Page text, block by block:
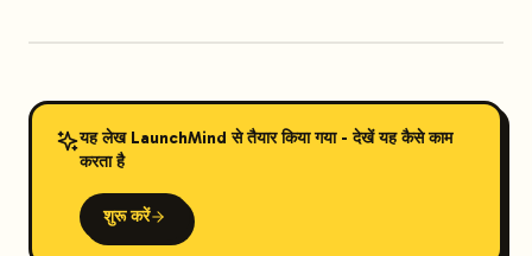
यह लेख LaunchMind से तैयार किया गया - देखें यह कैसे काम
करता है
शुरू करें